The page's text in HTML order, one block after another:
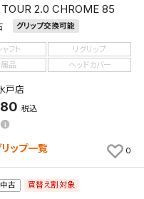
TOUR 2.0 CHROME 85
グリップ交換可能
フト
リグリップ
品
ヘッドカバー
戸店
税込
ップ一覧 0
中古 買替え割対象